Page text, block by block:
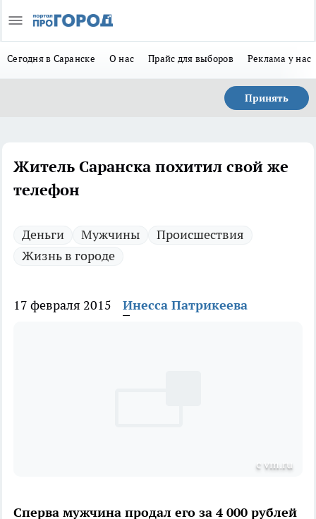
Сегодня в Саранске О нас Прайс для выборов Реклама у нас
Принять
Житель Саранска похитил свой же
телефон
Деньги Мужчины
Происшествия
Жизнь в городе
17 февраля 2015 Инесса Патрикеева
с vm.ru
Сперва мужчина продал его за 4 000 рублей